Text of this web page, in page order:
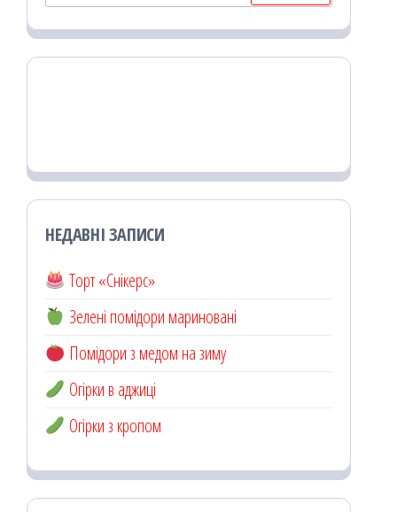
НЕДАВНІ ЗАПИСИ
Торт «Снікерс»
Зелені помідори мариновані
Помідори з медом на зиму
Огірки в аджиці
Огірки з кропом